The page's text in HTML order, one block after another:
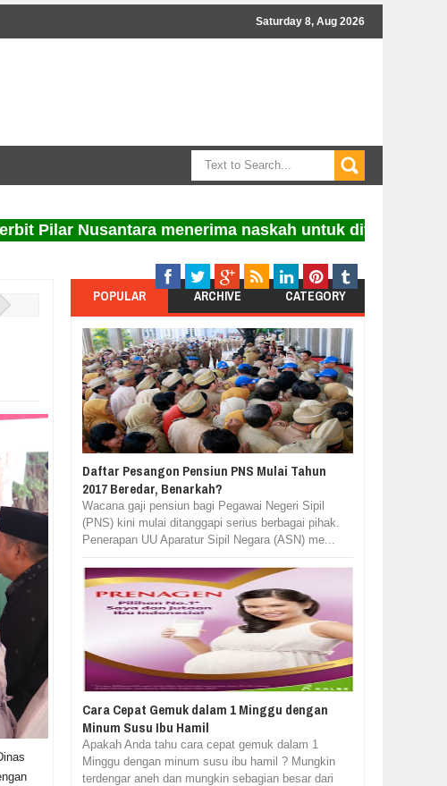
Saturday 8, Aug 2026
Nusantara menerima naskah untuk diterbitkan.
POPULAR ARCHIVE CATEGORY
Daftar Pesangon Pensiun PNS Mulai Tahun
2017 Beredar, Benarkah?
Wacana gaji pensiun bagi Pegawai Negeri Sipil
(PNS) kini mulai ditanggapi serius berbagai pihak.
Penerapan UU Aparatur Sipil Negara (ASN) me...
Cara Cepat Gemuk dalam 1 Minggu dengan
Minum Susu Ibu Hamil
Apakah Anda tahu cara cepat gemuk dalam 1
Minggu dengan minum susu ibu hamil ? Mungkin
terdengar aneh dan mungkin sebagian besar dari